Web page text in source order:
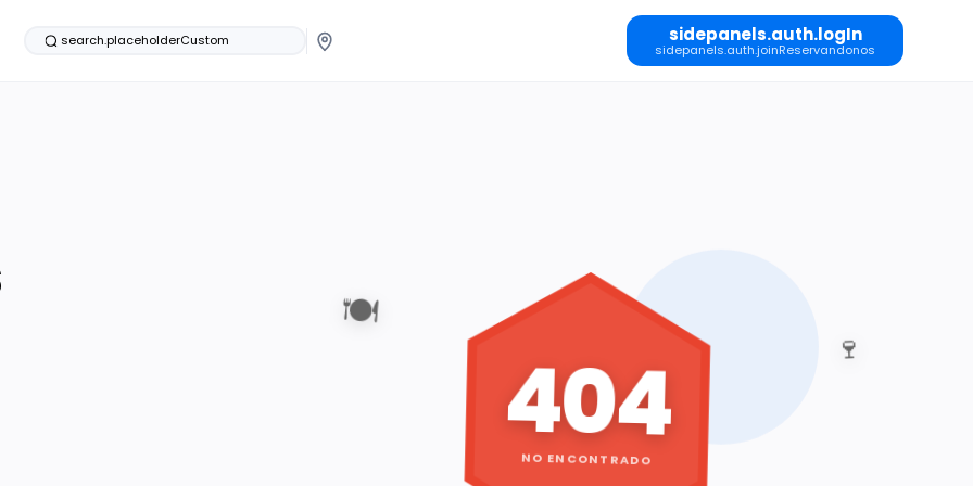
search.placeholderCustom sidepanels.auth.logIn
sidepanels.auth.joinReservandonos
🍽️
🍷
404
NO ENCONTRADO